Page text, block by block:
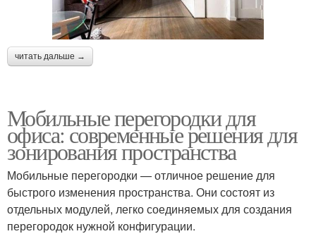
читать дальше →
Мобильные перегородки для
офиса: современные решения для
зонирования пространства
Мобильные перегородки — отличное решение для
быстрого изменения пространства. Они состоят из
отдельных модулей, легко соединяемых для создания
перегородок нужной конфигурации.